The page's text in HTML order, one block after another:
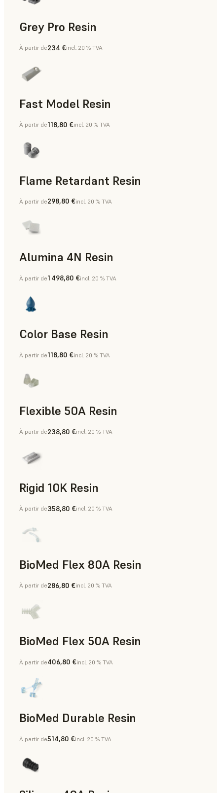
Grey Pro Resin
Outillage rapide, Prototypage rapide
À partir de234 €incl. 20 % TVA
Fast Model Resin
À partir de118,80 €incl. 20 % TVA
Flame Retardant Resin
Pièces finales, Prototypage rapide
À partir de298,80 €incl. 20 % TVA
Alumina 4N Resin
Aides à la fabrication, Outillage rapide, Pièces finales,
À partir de1 498,80 €incl. 20 % TVA
Color Base Resin
À partir de118,80 €incl. 20 % TVA
Flexible 50A Resin
Prototypage rapide
À partir de238,80 €incl. 20 % TVA
Rigid 10K Resin
Outillage rapide, Pièces finales, Prototypage rapide
À partir de358,80 €incl. 20 % TVA
BioMed Flex 80A Resin
À partir de286,80 €incl. 20 % TVA
BioMed Flex 50A Resin
À partir de406,80 €incl. 20 % TVA
BioMed Durable Resin
À partir de514,80 €incl. 20 % TVA